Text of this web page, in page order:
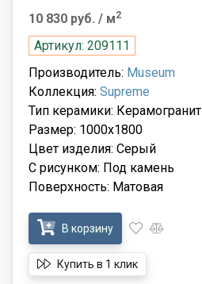
10 830 руб. / м2
Артикул: 209111
Производитель: Museum
Коллекция: Supreme
Тип керамики: Керамогранит
Размер: 1000x1800
Цвет изделия: Серый
С рисунком: Под камень
Поверхность: Матовая
В корзину
Купить в 1 клик